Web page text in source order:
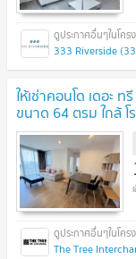
333 Riverside
ให้เช่าคอนโด เดอะ
ขนาด 64 ตรม ใกล้
The Tree